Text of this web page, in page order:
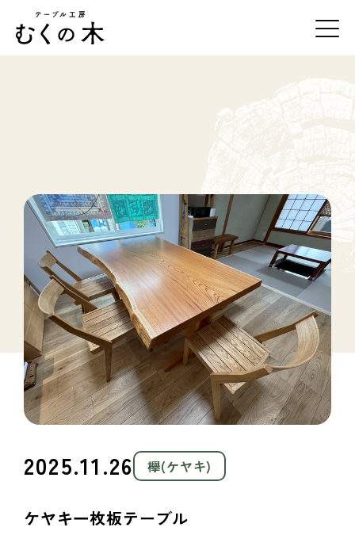
テーブル工房むくの木について
事例紹介
オーダーの流れ
お手入れ方法
店舗・アクセス
お問合せ
2025.11.26 欅(ケヤキ)
ケヤキ一枚板テーブル